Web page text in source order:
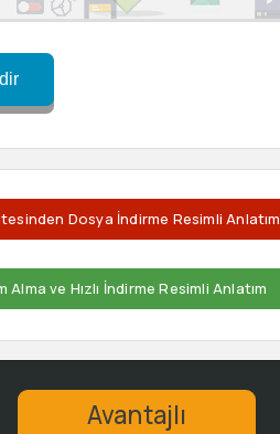
Dosya İndirme Resimli Anlatım
Alma ve Hızlı İndirme Resimli Anlatım
Avantajlı